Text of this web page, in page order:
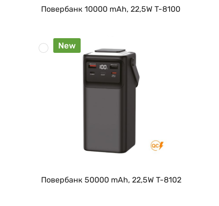
Повербанк 10000 mAh, 22,5W T-8100
New
Повербанк 50000 mAh, 22,5W T-8102